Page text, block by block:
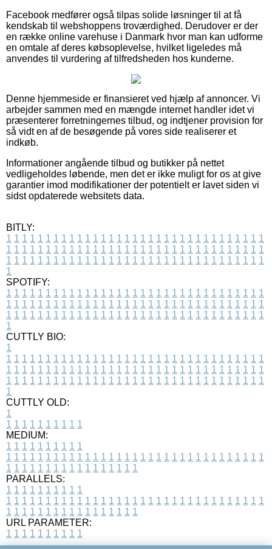
Facebook medfører også tilpas solide løsninger til at få
kendskab til webshoppens troværdighed. Derudover er der
en række online varehuse i Danmark hvor man kan udforme
en omtale af deres købsoplevelse, hvilket ligeledes må
anvendes til vurdering af tilfredsheden hos kunderne.
Denne hjemmeside er finansieret ved hjælp af annoncer. Vi
arbejder sammen med en mængde internet handler idet vi
præsenterer forretningernes tilbud, og indtjener provision for
så vidt en af de besøgende på vores side realiserer et
indkøb.
Informationer angående tilbud og butikker på nettet
vedligeholdes løbende, men det er ikke muligt for os at give
garantier imod modifikationer der potentielt er lavet siden vi
sidst opdaterede websitets data.
BITLY:
1 1 1 1 1 1 1 1 1 1 1 1 1 1 1 1 1 1 1 1 1 1 1 1 1 1 1 1 1 1 1 1 1
1 1 1 1 1 1 1 1 1 1 1 1 1 1 1 1 1 1 1 1 1 1 1 1 1 1 1 1 1 1 1 1 1
1 1 1 1 1 1 1 1 1 1 1 1 1 1 1 1 1 1 1 1 1 1 1 1 1 1 1 1 1 1 1 1 1
1
SPOTIFY:
1 1 1 1 1 1 1 1 1 1 1 1 1 1 1 1 1 1 1 1 1 1 1 1 1 1 1 1 1 1 1 1 1
1 1 1 1 1 1 1 1 1 1 1 1 1 1 1 1 1 1 1 1 1 1 1 1 1 1 1 1 1 1 1 1 1
1 1 1 1 1 1 1 1 1 1 1 1 1 1 1 1 1 1 1 1 1 1 1 1 1 1 1 1 1 1 1 1 1
1
CUTTLY BIO:
1
1 1 1 1 1 1 1 1 1 1 1 1 1 1 1 1 1 1 1 1 1 1 1 1 1 1 1 1 1 1 1 1 1
1 1 1 1 1 1 1 1 1 1 1 1 1 1 1 1 1 1 1 1 1 1 1 1 1 1 1 1 1 1 1 1 1
1 1 1 1 1 1 1 1 1 1 1 1 1 1 1 1 1 1 1 1 1 1 1 1 1 1 1 1 1 1 1 1 1
1
CUTTLY OLD:
1
1 1 1 1 1 1 1 1 1 1
MEDIUM:
1 1 1 1 1 1 1 1 1 1
1 1 1 1 1 1 1 1 1 1 1 1 1 1 1 1 1 1 1 1 1 1 1 1 1 1 1 1 1 1 1 1 1
1 1 1 1 1 1 1 1 1 1 1 1 1 1 1 1 1
PARALLELS:
1 1 1 1 1 1 1 1 1 1
1 1 1 1 1 1 1 1 1 1 1 1 1 1 1 1 1 1 1 1 1 1 1 1 1 1 1 1 1 1 1 1 1
1 1 1 1 1 1 1 1 1 1 1 1 1 1 1 1 1
URL PARAMETER:
1 1 1 1 1 1 1 1 1 1